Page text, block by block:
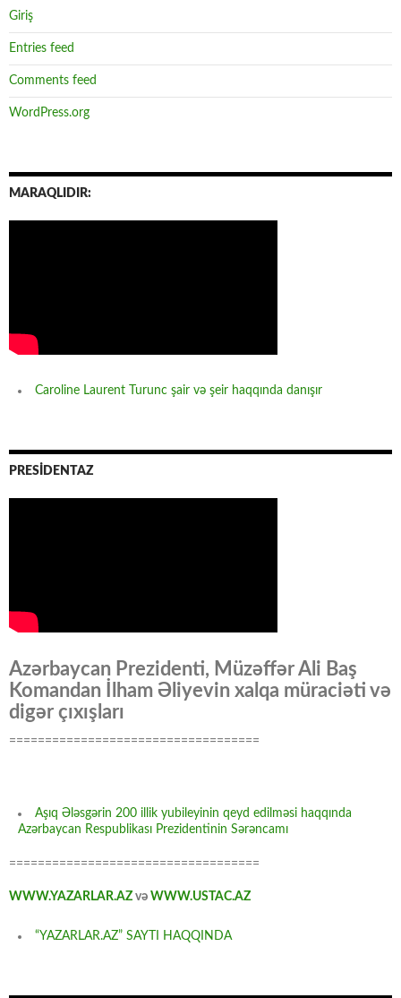
Giriş
Entries feed
Comments feed
WordPress.org
MARAQLIDIR:
Caroline Laurent Turunc şair və şeir haqqında danışır
PRESİDENTAZ
Azərbaycan Prezidenti, Müzəffər Ali Baş
Komandan İlham Əliyevin xalqa müraciəti və
digər çıxışları
===================================
Aşıq Ələsgərin 200 illik yubileyinin qeyd edilməsi haqqında
Azərbaycan Respublikası Prezidentinin Sərəncamı
===================================
WWW.YAZARLAR.AZ və WWW.USTAC.AZ
“YAZARLAR.AZ” SAYTI HAQQINDA